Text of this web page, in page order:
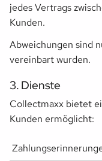
jedes Vertrags
Kunden.
Abweichungen sind
vereinbart wurden.
3. Dienste
Collectmaxx bietet
Kunden ermöglicht: